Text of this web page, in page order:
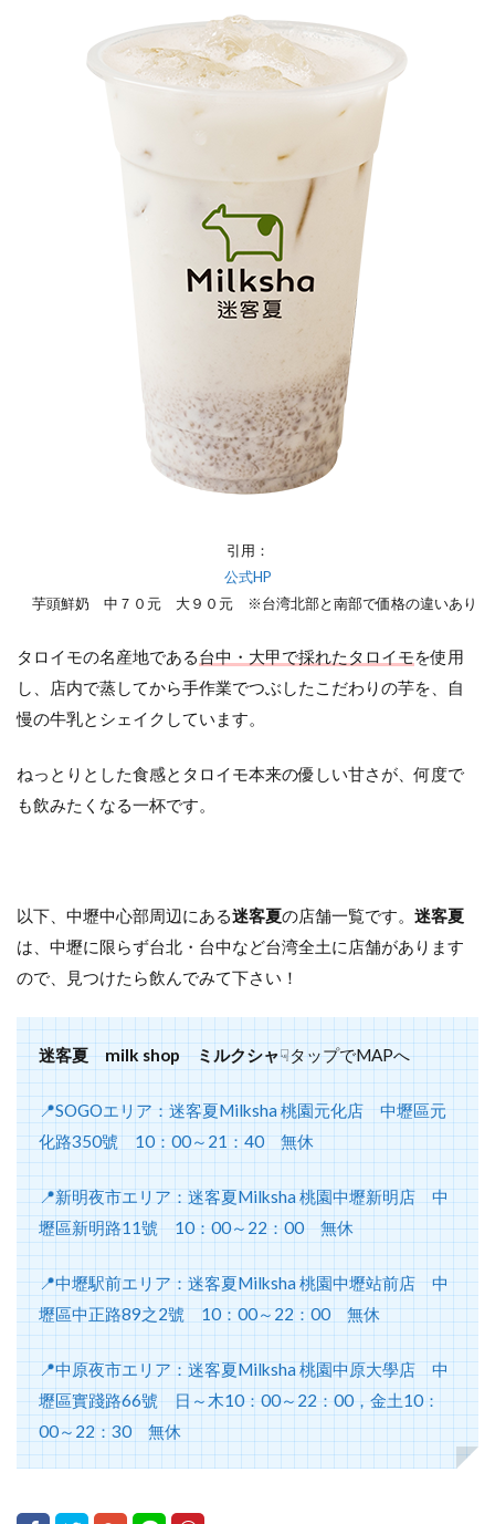
引用：
公式HP
芋頭鮮奶 中７０元 大９０元 ※台湾北部と南部で価格の違いあり
タロイモの名産地である台中・大甲で採れたタロイモを使用
し、店内で蒸してから手作業でつぶしたこだわりの芋を、自
慢の牛乳とシェイクしています。
ねっとりとした食感とタロイモ本来の優しい甘さが、何度で
も飲みたくなる一杯です。
以下、中壢中心部周辺にある迷客夏の店舗一覧です。 迷客夏
は、中壢に限らず台北・台中など台湾全土に店舗があります
ので、見つけたら飲んでみて下さい！
迷客夏 milk shop ミルクシャ☟タップでMAPへ
📍SOGOエリア：迷客夏Milksha 桃園元化店 中壢區元
化路350號 10：00～21：40 無休
📍新明夜市エリア：迷客夏Milksha 桃園中壢新明店 中
壢區新明路11號 10：00～22：00 無休
📍中壢駅前エリア：迷客夏Milksha 桃園中壢站前店 中
壢區中正路89之2號 10：00～22：00 無休
📍中原夜市エリア：迷客夏Milksha 桃園中原大學店 中
壢區實踐路66號 日～木10：00～22：00，金土10：
00～22：30 無休